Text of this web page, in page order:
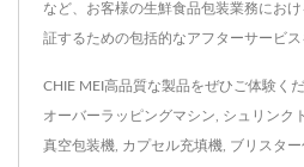
など、お客様の生鮮食品包装業務にお
証するための包括的なアフターサービス
CHIE MEI高品質な製品をぜひご体験く
オーバーラッピングマシン シュリンク
真空包装機 カプセル充填機 ブリスタ